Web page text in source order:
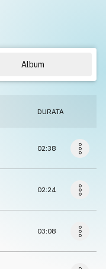
Album
DURATA
02:38
02:24
03:08